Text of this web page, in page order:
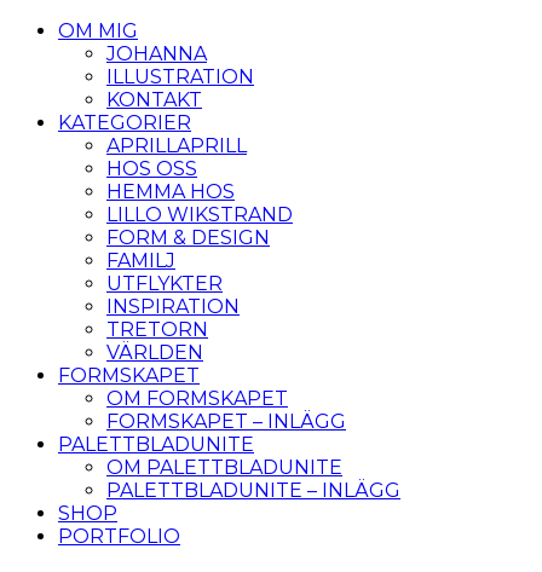
OM MIG
JOHANNA
ILLUSTRATION
KONTAKT
KATEGORIER
APRILLAPRILL
HOS OSS
HEMMA HOS
LILLO WIKSTRAND
FORM & DESIGN
FAMILJ
UTFLYKTER
INSPIRATION
TRETORN
VÄRLDEN
FORMSKAPET
OM FORMSKAPET
FORMSKAPET – INLÄGG
PALETTBLADUNITE
OM PALETTBLADUNITE
PALETTBLADUNITE – INLÄGG
SHOP
PORTFOLIO